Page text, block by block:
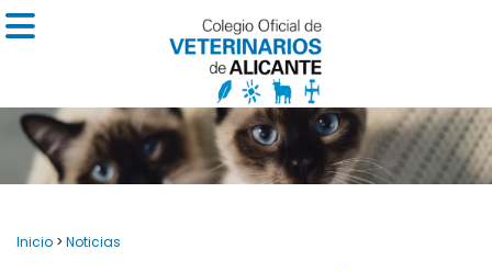
Inicio > Noticias